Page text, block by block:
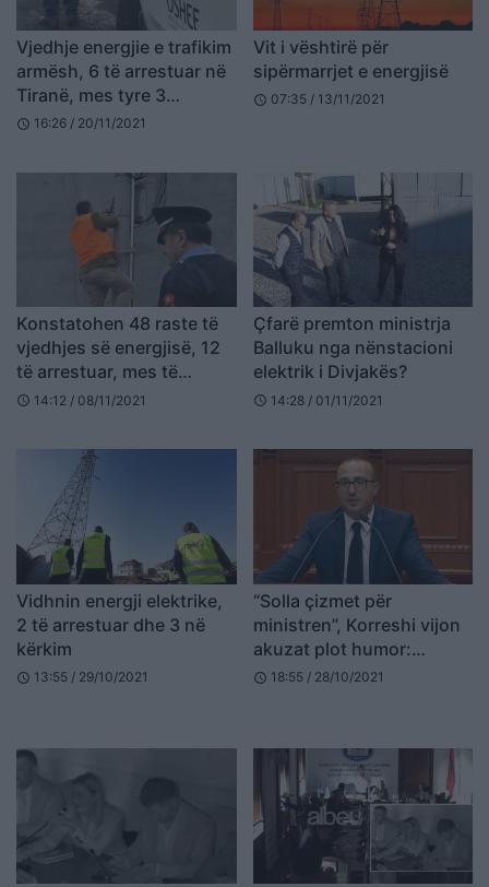
Vjedhje energjie e trafikim
armësh, 6 të arrestuar në
Tiranë, mes tyre 3
punonjës të OSHEE
schedule 16:26 / 20/11/2021
Vit i vështirë për
sipërmarrjet e energjisë
schedule 07:35 / 13/11/2021
Konstatohen 48 raste të
vjedhjes së energjisë, 12
të arrestuar, mes të
proceduarve dhe 3
schedule 14:12 / 08/11/2021
Çfarë premton ministrja
Balluku nga nënstacioni
elektrik i Divjakës?
schedule 14:28 / 01/11/2021
Vidhnin energji elektrike,
2 të arrestuar dhe 3 në
kërkim
schedule 13:55 / 29/10/2021
“Solla çizmet për
ministren”, Korreshi vijon
akuzat plot humor:
Biznesmeni rruajti lekët e
schedule 18:55 / 28/10/2021